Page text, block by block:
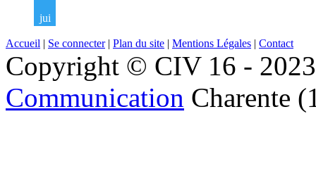
jui
Accueil | Se connecter| Plan du site | Mentions Légales | Contact
Copyright © CIV 16 -
Communication Charente